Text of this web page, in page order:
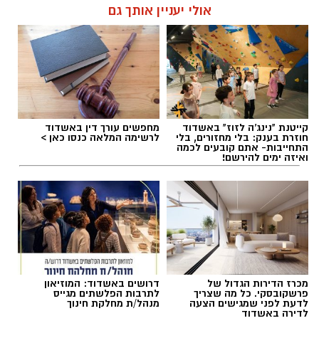
תגים:ניסיון חיסול באשדוד, אירוע ירי באשדוד
אולי יעניין אותך גם
קייטנת "נינג'ה לזוז" באשדוד
חוזרת בענק: בלי מחזורים, בלי
התחייבות- אתם קובעים לכמה
ואיזה ימים להירשם!
מחפשים עורך דין באשדוד
לרשימה המלאה כנסו כאן >
מכרז הדירות הגדול של
פרשקובסקי. כל מה שצריך
לדעת לפני שמגישים הצעה
לדירה באשדוד
דרושים באשדוד: המוזיאון
לתרבות הפלשתים מגייס
מנהל/ת מחלקת חינוך